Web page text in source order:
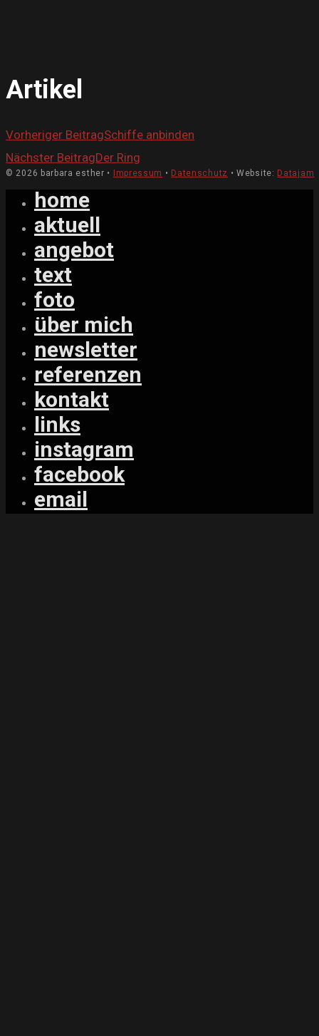
Artikel
Vorheriger BeitragSchiffe anbinden
Nächster BeitragDer Ring
© 2026 barbara esther • Impressum • Datenschutz • Website: Datajam
home
aktuell
angebot
text
foto
über mich
newsletter
referenzen
kontakt
links
instagram
facebook
email